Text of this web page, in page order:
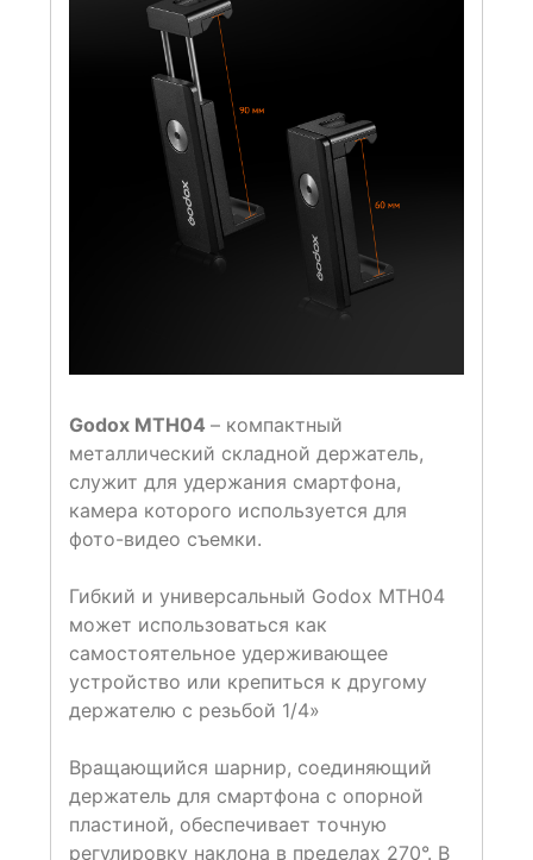
Godox MTH04 – компактный
металлический складной держатель,
служит для удержания смартфона,
камера которого используется для
фото-видео съемки.
Гибкий и универсальный Godox MTH04
может использоваться как
самостоятельное удерживающее
устройство или крепиться к другому
держателю с резьбой 1/4»
Вращающийся шарнир, соединяющий
держатель для смартфона с опорной
пластиной, обеспечивает точную
регулировку наклона в пределах 270°. В